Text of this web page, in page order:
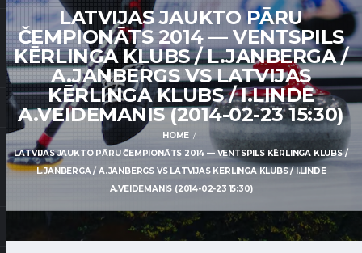
LATVIJAS JAUKTO PĀRU
ČEMPIONĀTS 2014 — VENTSPILS
KĒRLINGA KLUBS / L.JANBERGA /
A.JANBERGS VS LATVIJAS
KĒRLINGA KLUBS / I.LINDE
A.VEIDEMANIS (2014-02-23 15:30)
HOME
LATVIJAS JAUKTO PĀRU ČEMPIONĀTS 2014 — VENTSPILS KĒRLINGA KLUBS /
L.JANBERGA / A.JANBERGS VS LATVIJAS KĒRLINGA KLUBS / I.LINDE
A.VEIDEMANIS (2014-02-23 15:30)